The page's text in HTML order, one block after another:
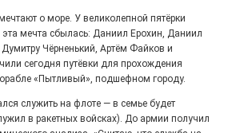
о море. У великолепной пятёрки
эта мечта сбылась: Даниил Ерохин, Даниил
Чёрненький, Артём Файков и
сегодня путёвки для прохождения
«Пытливый», подшефном городу.
служить на флоте — в семье будет
в ракетных войсках). До армии получил